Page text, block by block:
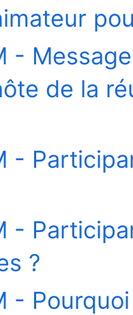
-
de la
-
-
?
-